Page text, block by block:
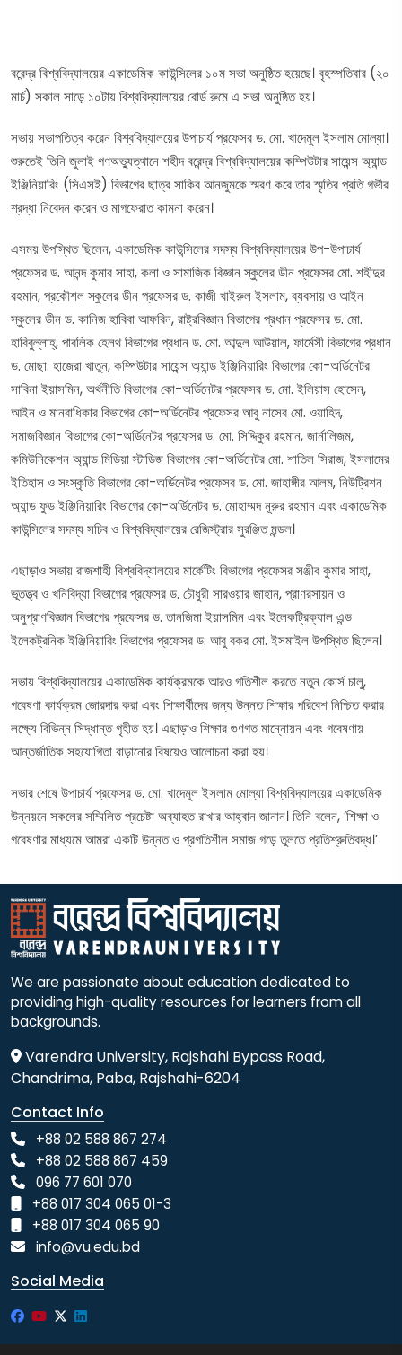
বরেন্দ্র বিশ্ববিদ্যালয়ের একাডেমিক কাউন্সিলের ১০ম সভা অনুষ্ঠিত হয়েছে। বৃহস্পতিবার (২০
মার্চ) সকাল সাড়ে ১০টায় বিশ্ববিদ্যালয়ের বোর্ড রুমে এ সভা অনুষ্ঠিত হয়।
সভায় সভাপতিত্ব করেন বিশ্ববিদ্যালয়ের উপাচার্য প্রফেসর ড. মো. খাদেমুল ইসলাম মোল্যা।
শুরুতেই তিনি জুলাই গণঅভ্যুত্থানে শহীদ বরেন্দ্র বিশ্ববিদ্যালয়ের কম্পিউটার সায়েন্স অ্যান্ড
ইঞ্জিনিয়ারিং (সিএসই) বিভাগের ছাত্র সাকিব আনজুমকে স্মরণ করে তার স্মৃতির প্রতি গভীর
শ্রদ্ধা নিবেদন করেন ও মাগফেরাত কামনা করেন।
এসময় উপস্থিত ছিলেন, একাডেমিক কাউন্সিলের সদস্য বিশ্ববিদ্যালয়ের উপ-উপাচার্য
প্রফেসর ড. আনন্দ কুমার সাহা, কলা ও সামাজিক বিজ্ঞান স্কুলের ডীন প্রফেসর মো. শহীদুর
রহমান, প্রকৌশল স্কুলের ডীন প্রফেসর ড. কাজী খাইরুল ইসলাম, ব্যবসায় ও আইন
স্কুলের ডীন ড. কানিজ হাবিবা আফরিন, রাষ্ট্রবিজ্ঞান বিভাগের প্রধান প্রফেসর ড. মো.
হাবিবুল্লাহ্, পাবলিক হেলথ বিভাগের প্রধান ড. মো. আব্দুল আউয়াল, ফার্মেসী বিভাগের প্রধান
ড. মোছা. হাজেরা খাতুন, কম্পিউটার সায়েন্স অ্যান্ড ইঞ্জিনিয়ারিং বিভাগের কো-অর্ডিনেটর
সাবিনা ইয়াসমিন, অর্থনীতি বিভাগের কো-অর্ডিনেটর প্রফেসর ড. মো. ইলিয়াস হোসেন,
আইন ও মানবাধিকার বিভাগের কো-অর্ডিনেটর প্রফেসর আবু নাসের মো. ওয়াহিদ,
সমাজবিজ্ঞান বিভাগের কো-অর্ডিনেটর প্রফেসর ড. মো. সিদ্দিকুর রহমান, জার্নালিজম,
কমিউনিকেশন অ্যান্ড মিডিয়া স্টাডিজ বিভাগের কো-অর্ডিনেটর মো. শাতিল সিরাজ, ইসলামের
ইতিহাস ও সংস্কৃতি বিভাগের কো-অর্ডিনেটর প্রফেসর ড. মো. জাহাঙ্গীর আলম, নিউট্রিশন
অ্যান্ড ফুড ইঞ্জিনিয়ারিং বিভাগের কো-অর্ডিনেটর ড. মোহাম্মদ নূরুর রহমান এবং একাডেমিক
কাউন্সিলের সদস্য সচিব ও বিশ্ববিদ্যালয়ের রেজিস্ট্রার সুরঞ্জিত মন্ডল।
এছাড়াও সভায় রাজশাহী বিশ্ববিদ্যালয়ের মার্কেটিং বিভাগের প্রফেসর সঞ্জীব কুমার সাহা,
ভূতত্ত্ব ও খনিবিদ্যা বিভাগের প্রফেসর ড. চৌধুরী সারওয়ার জাহান, প্রাণরসায়ন ও
অনুপ্রাণবিজ্ঞান বিভাগের প্রফেসর ড. তানজিমা ইয়াসমিন এবং ইলেকট্রিক্যাল এন্ড
ইলেকট্রনিক ইঞ্জিনিয়ারিং বিভাগের প্রফেসর ড. আবু বকর মো. ইসমাইল উপস্থিত ছিলেন।
সভায় বিশ্ববিদ্যালয়ের একাডেমিক কার্যক্রমকে আরও গতিশীল করতে নতুন কোর্স চালু,
গবেষণা কার্যক্রম জোরদার করা এবং শিক্ষার্থীদের জন্য উন্নত শিক্ষার পরিবেশ নিশ্চিত করার
লক্ষ্যে বিভিন্ন সিদ্ধান্ত গৃহীত হয়। এছাড়াও শিক্ষার গুণগত মান্নোয়ন এবং গবেষণায়
আন্তর্জাতিক সহযোগিতা বাড়ানোর বিষয়েও আলোচনা করা হয়।
সভার শেষে উপাচার্য প্রফেসর ড. মো. খাদেমুল ইসলাম মোল্যা বিশ্ববিদ্যালয়ের একাডেমিক
উন্নয়নে সকলের সম্মিলিত প্রচেষ্টা অব্যাহত রাখার আহ্বান জানান। তিনি বলেন, ‘শিক্ষা ও
গবেষণার মাধ্যমে আমরা একটি উন্নত ও প্রগতিশীল সমাজ গড়ে তুলতে প্রতিশ্রুতিবদ্ধ।’
We are passionate about education dedicated to
providing high-quality resources for learners from all
backgrounds.
Varendra University, Rajshahi Bypass Road,
Chandrima, Paba, Rajshahi-6204
Contact Info
+88 02 588 867 274
+88 02 588 867 459
096 77 601 070
+88 017 304 065 01-3
+88 017 304 065 90
info@vu.edu.bd
Social Media